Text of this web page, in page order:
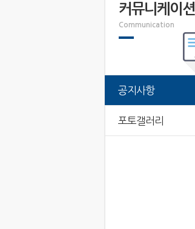
커뮤니케이션
Communication
공지사항
포토갤러리